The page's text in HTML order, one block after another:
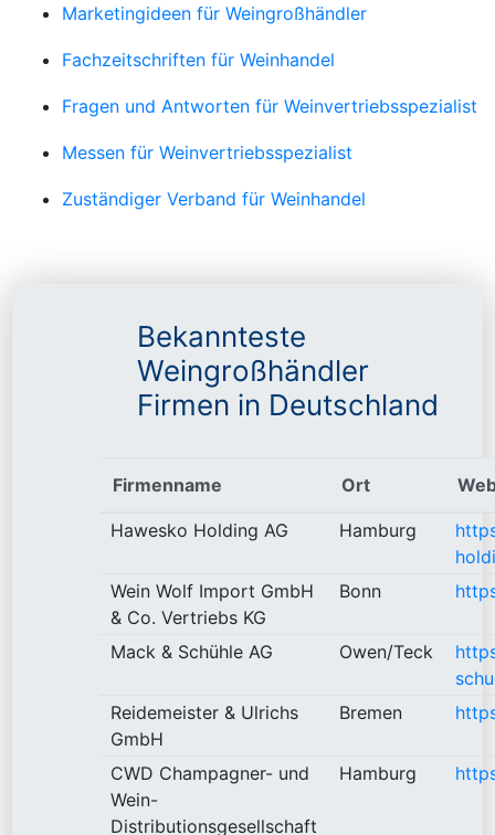
Marketingideen für Weingroßhändler
Fachzeitschriften für Weinhandel
Fragen und Antworten für Weinvertriebsspezialist
Messen für Weinvertriebsspezialist
Zuständiger Verband für Weinhandel
Bekannteste
Weingroßhändler
Firmen in Deutschland
Firmenname Ort
Hawesko Holding AG Hamburg
Wein Wolf Import GmbH
& Co. Vertriebs KG
Bonn
Mack & Schühle AG Owen/Teck
Reidemeister & Ulrichs
GmbH
Bremen
CWD Champagner- und
Wein-
Distributionsgesellschaft
Hamburg